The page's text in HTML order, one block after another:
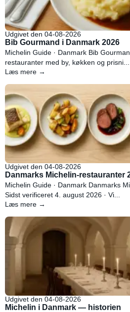
Udgivet den 04-08-2026
Bib Gourmand i Danmark 2026
Michelin Guide · Danmark Bib
restauranter med by, køkken og prisni...
Læs mere →
Udgivet den 04-08-2026
Danmarks Michelin-restauranter
Michelin Guide · Danmark Danmarks
Sidst verificeret 4. august 2026 · Vi...
Læs mere →
Udgivet den 04-08-2026
Michelin i Danmark — historien